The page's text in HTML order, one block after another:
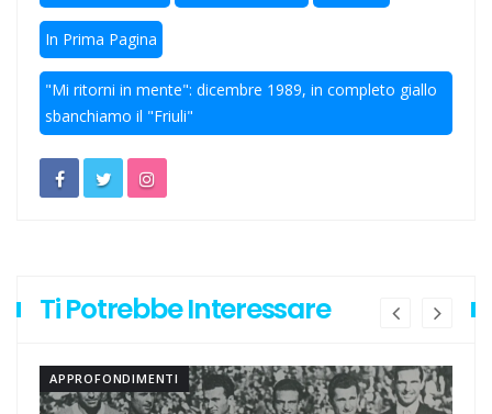
In Prima Pagina
"Mi ritorni in mente": dicembre 1989, in completo giallo
sbanchiamo il "Friuli"
Ti Potrebbe Interessare
APPROFONDIMENTI